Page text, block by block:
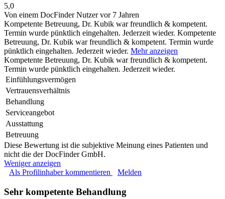
5,0
Von einem DocFinder Nutzervor 7 Jahren
Kompetente Betreuung, Dr. Kubik war freundlich & kompetent.
Termin wurde pünktlich eingehalten. Jederzeit wieder. Kompetente
Betreuung, Dr. Kubik war freundlich & kompetent. Termin wurde
pünktlich eingehalten. Jederzeit wieder. Mehr anzeigen
Kompetente Betreuung, Dr. Kubik war freundlich & kompetent.
Termin wurde pünktlich eingehalten. Jederzeit wieder.
Einfühlungsvermögen
Vertrauensverhältnis
Behandlung
Serviceangebot
Ausstattung
Betreuung
Diese Bewertung ist die subjektive Meinung eines Patienten und
nicht die der DocFinder GmbH.
Weniger anzeigen
Als Profilinhaber kommentieren
Melden
Sehr kompetente Behandlung